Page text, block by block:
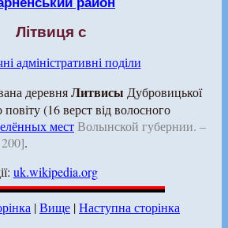
Літвиця с
адміністративні поділи
деревняЛитвисы Дубровицької
повіту (16 верст від волосного
местВолынской губернии. –
.
uk.wikipedia.org
|Вище |Наступна сторінка